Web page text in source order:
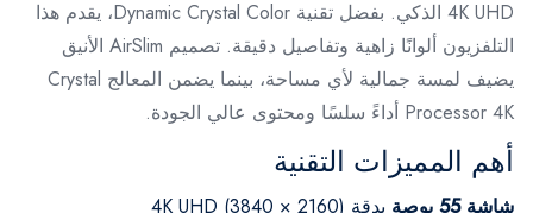
4K UHD الذكي. بفضل تقنية Dynamic Crystal Color، يقدم هذا
التلفزيون ألوانًا زاهية وتفاصيل دقيقة. تصميم AirSlim الأنيق
يضيف لمسة جمالية لأي مساحة، بينما يضمن المعالج Crystal
Processor 4K أداءً سلسًا ومحتوى عالي الجودة.
أهم المميزات التقنية
شاشة 55 بوصة
بدقة 4K UHD (3840 × 2160)